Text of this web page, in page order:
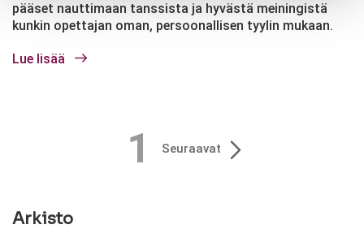
pääset nauttimaan tanssista ja hyvästä meiningistä
kunkin opettajan oman, persoonallisen tyylin mukaan.
Lue lisää
1 Seuraavat
Arkisto